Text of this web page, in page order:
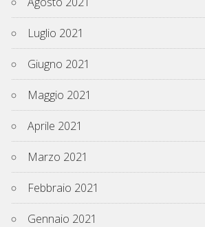
Luglio 2021
Giugno 2021
Maggio 2021
Aprile 2021
Marzo 2021
Febbraio 2021
Gennaio 2021